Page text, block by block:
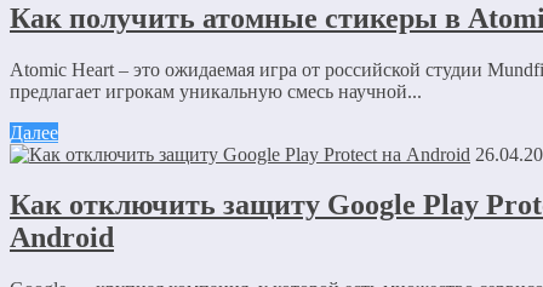
Как получить атомные стикеры в
Atomic Heart – это ожидаемая игра от российской студии
предлагает игрокам уникальную смесь научной...
Далее
Как отключить защиту Google Play
Android